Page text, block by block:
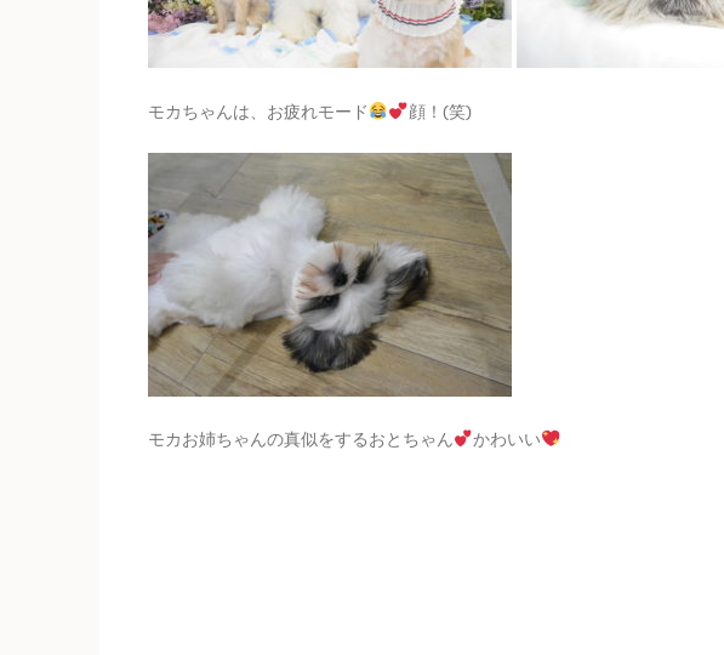
モカちゃんは、お疲れモード 顔！(笑)
モカお姉ちゃんの真似をするおとちゃん かわいい